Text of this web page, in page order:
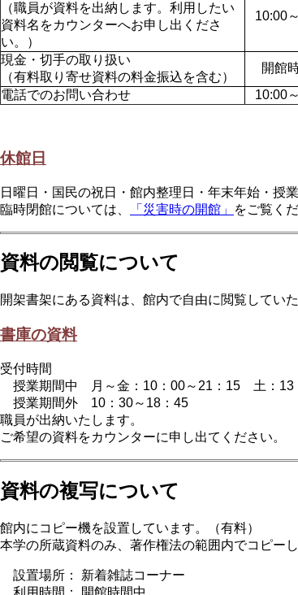
（職員が資料を出納します。利用したい
資料名をカウンターへお申し出くださ
い。）
10:00
現金・切手の取り扱い
（有料取り寄せ資料の料金振込を含む）
開館
電話でのお問い合わせ
10:00
休館日
日曜日・国民の祝日・館内整理日・年末年始・授
臨時閉館については、
「災害時の開館」 をご覧くだ
資料の閲覧について
開架書架にある資料は、館内で自由に閲覧していた
書庫の資料
受付時間
授業期間中 月～金：10：00～21：15 土：13
授業期間外 10：30～18：45
職員が出納いたします。
ご希望の資料をカウンターに申し出てください。
資料の複写について
館内にコピー機を設置しています。（有料）
本学の所蔵資料のみ、著作権法の範囲内でコピー
設置場所： 新着雑誌コーナー
利用時間： 開館時間中